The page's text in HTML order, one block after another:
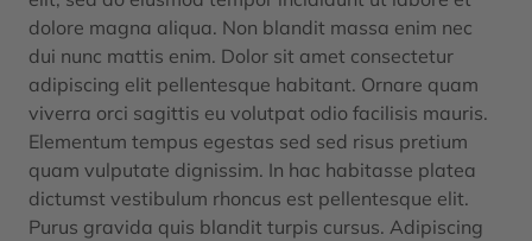
dolore magna aliqua. Non blandit massa enim nec
dui nunc mattis enim. Dolor sit amet consectetur
adipiscing elit pellentesque habitant. Ornare quam
viverra orci sagittis eu volutpat odio facilisis mauris.
Elementum tempus egestas sed sed risus pretium
quam vulputate dignissim. In hac habitasse platea
dictumst vestibulum rhoncus est pellentesque elit.
Purus gravida quis blandit turpis cursus. Adipiscing